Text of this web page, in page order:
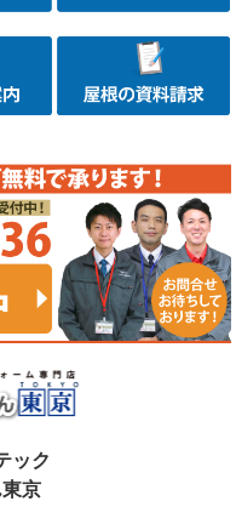
ック
京